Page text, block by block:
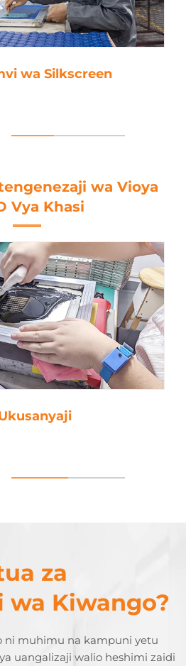
wa Silkscreen
wa Vioya
Vya Khasi
za
wa Kiwango?
ni muhimu na kampuni yetu
uangalizaji walio heshimi zaidi